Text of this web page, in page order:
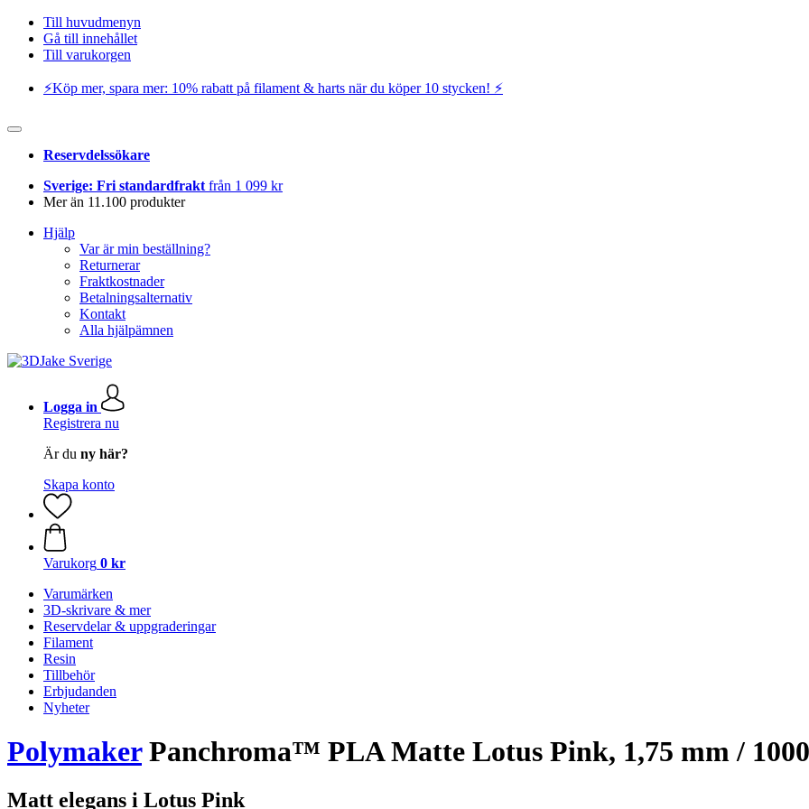
Till huvudmenyn
Gå till innehållet
Till varukorgen
⚡️Köp mer, spara mer: 10% rabatt på filament & harts när du köper 10 stycken! ⚡️
Reservdelssökare
Sverige: Fri standardfrakt från 1 099 kr
Mer än 11.100 produkter
Hjälp
Var är min beställning?
Returnerar
Fraktkostnader
Betalningsalternativ
Kontakt
Alla hjälpämnen
Logga in
Registrera nu
Är du ny här?
Skapa konto
Varukorg 0 kr
Varumärken
3D-skrivare & mer
Reservdelar & uppgraderingar
Filament
Resin
Tillbehör
Erbjudanden
Nyheter
PolymakerPanchroma™ PLA Matte Lotus Pink, 1,75 mm /
Matt elegans i Lotus Pink